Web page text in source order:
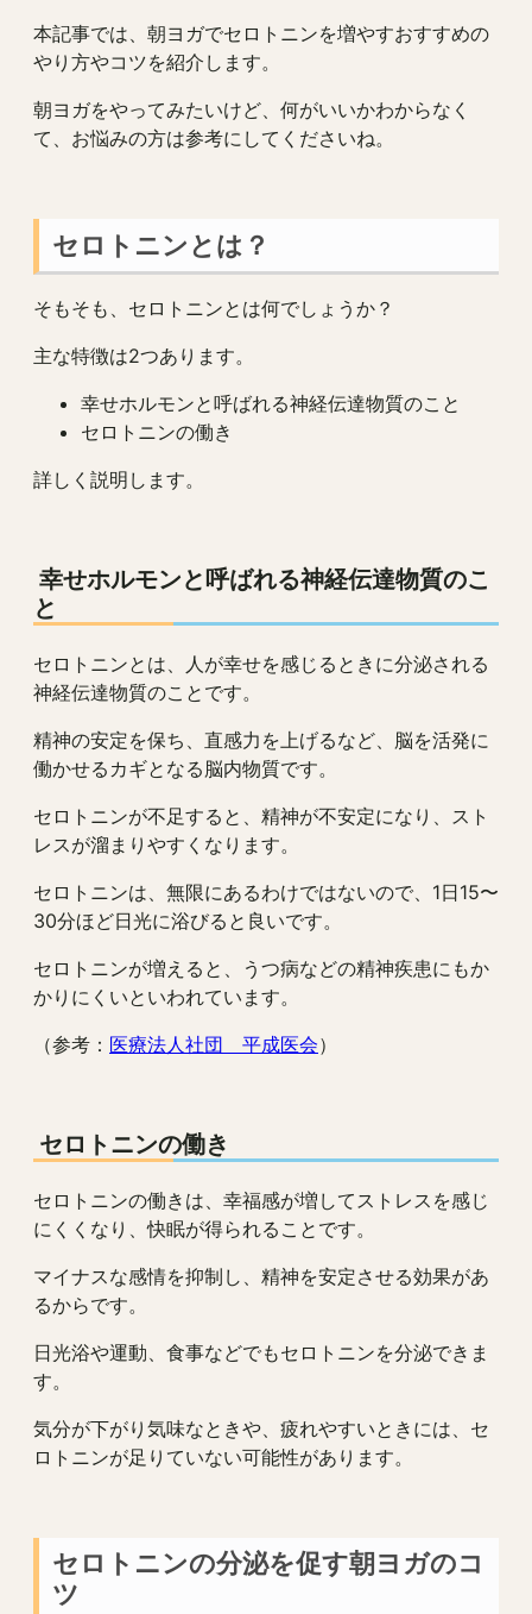
本記事では、朝ヨガでセロトニンを増やすおすすめの
やり方やコツを紹介します。
朝ヨガをやってみたいけど、何がいいかわからなく
て、お悩みの方は参考にしてくださいね。
セロトニンとは？
そもそも、セロトニンとは何でしょうか？
主な特徴は2つあります。
幸せホルモンと呼ばれる神経伝達物質のこと
セロトニンの働き
詳しく説明します。
幸せホルモンと呼ばれる神経伝達物質のこ
と
セロトニンとは、人が幸せを感じるときに分泌される
神経伝達物質のことです。
精神の安定を保ち、直感力を上げるなど、脳を活発に
働かせるカギとなる脳内物質です。
セロトニンが不足すると、精神が不安定になり、スト
レスが溜まりやすくなります。
セロトニンは、無限にあるわけではないので、1日15〜
30分ほど日光に浴びると良いです。
セロトニンが増えると、うつ病などの精神疾患にもか
かりにくいといわれています。
（参考： 医療法人社団 平成医会）
セロトニンの働き
セロトニンの働きは、幸福感が増してストレスを感じ
にくくなり、快眠が得られることです。
マイナスな感情を抑制し、精神を安定させる効果があ
るからです。
日光浴や運動、食事などでもセロトニンを分泌できま
す。
気分が下がり気味なときや、疲れやすいときには、セ
ロトニンが足りていない可能性があります。
セロトニンの分泌を促す朝ヨガのコ
ツ